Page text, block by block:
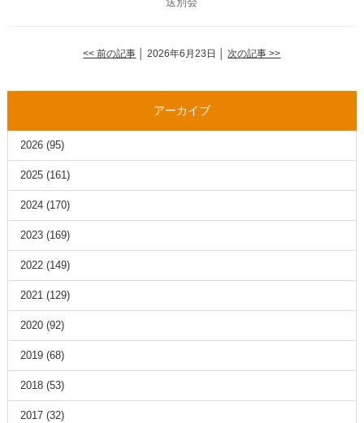
<< 前の記事 │ 2026年6月23日 │ 次の記事 >>
アーカイブ
2026(95)
2025(161)
2024(170)
2023(169)
2022(149)
2021(129)
2020(92)
2019(68)
2018(53)
2017(32)